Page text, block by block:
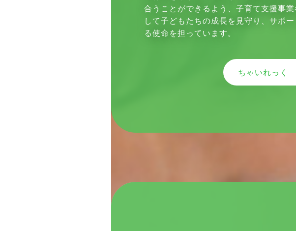
合うことができるよう、子育て支援事業
して子どもたちの成長を見守り、サポー
る使命を担っています。
ちゃいれっく